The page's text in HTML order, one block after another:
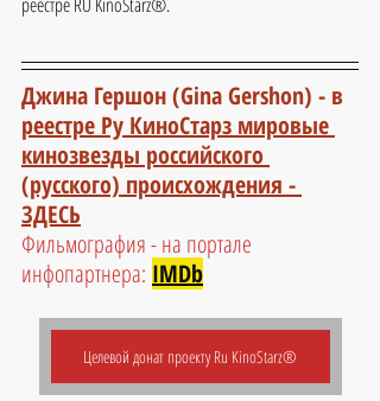
Джина Гершон (Gina Gershon) - в
реестре Ру КиноСтарз мировые
кинозвезды российского
(русского) происхождения -
ЗДЕСЬ
Фильмография - на портале
инфопартнера: IMDb
Целевой донат проекту Ru KinoStarz®